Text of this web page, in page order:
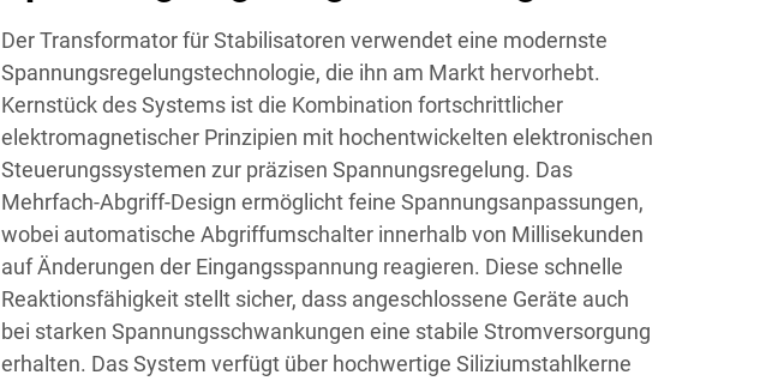
Der Transformator für Stabilisatoren verwendet eine modernste
Spannungsregelungstechnologie, die ihn am Markt hervorhebt.
Kernstück des Systems ist die Kombination fortschrittlicher
elektromagnetischer Prinzipien mit hochentwickelten elektronischen
Steuerungssystemen zur präzisen Spannungsregelung. Das
Mehrfach-Abgriff-Design ermöglicht feine Spannungsanpassungen,
wobei automatische Abgriffumschalter innerhalb von Millisekunden
auf Änderungen der Eingangsspannung reagieren. Diese schnelle
Reaktionsfähigkeit stellt sicher, dass angeschlossene Geräte auch
bei starken Spannungsschwankungen eine stabile Stromversorgung
erhalten. Das System verfügt über hochwertige Siliziumstahlkerne